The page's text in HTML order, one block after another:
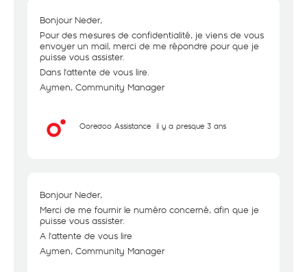
Bonjour Neder,
Pour des mesures de confidentialité, je viens de vous
envoyer un mail, merci de me répondre pour que je
puisse vous assister.
Dans l'attente de vous lire.
Aymen, Community Manager
Ooredoo Assistance il y a presque 3 ans
Bonjour Neder,
Merci de me fournir le numéro concerné, afin que je
puisse vous assister.
A l'attente de vous lire
Aymen, Community Manager